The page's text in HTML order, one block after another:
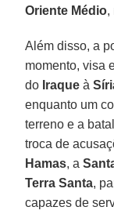
Oriente Médio,
Além disso, a
momento, visa
do Iraque à
enquanto um
terreno e a
troca de
Hamas, a
Terra Santa,
capazes de